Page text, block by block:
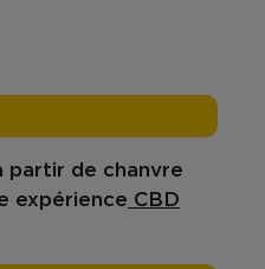
partir de chanvre
expérience CBD